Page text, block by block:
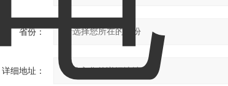
省份：
详细地址：